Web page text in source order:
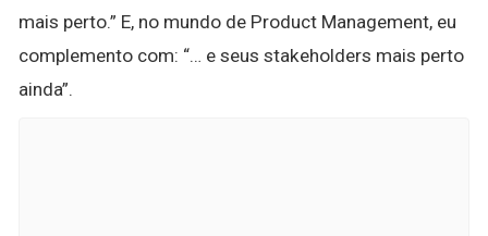
mais perto.” E, no mundo de Product Management, eu
complemento com: “… e seus stakeholders mais perto
ainda”.